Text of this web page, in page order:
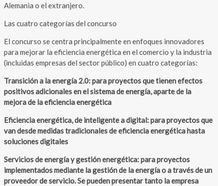
Alemania o el extranjero.
Las cuatro categorías del concurso
El concurso se centra principalmente en enfoques innovadores
para mejorar la eficiencia energética en el comercio y la industria
(incluidas empresas del sector público) en cuatro categorías:
Transición a la energía 2.0: para proyectos que tienen efectos
positivos adicionales en el sistema de energía, aparte de la
mejora de la eficiencia energética
Eficiencia energética, de inteligente a digital: para proyectos que
van desde medidas tradicionales de eficiencia energética hasta
soluciones digitales
Servicios de energía y gestión energética: para proyectos
implementados mediante la gestión de la energía o a través de un
proveedor de servicio. Se pueden presentar tanto la empresa